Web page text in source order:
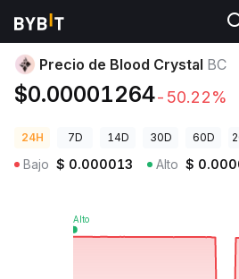
Precios de Criptomonedas Precio de
Precio de Blood Crystal BC
$0.00001264-50.22%
24H 7D 14D 30D 60D
Bajo $ 0.000013 Alto $